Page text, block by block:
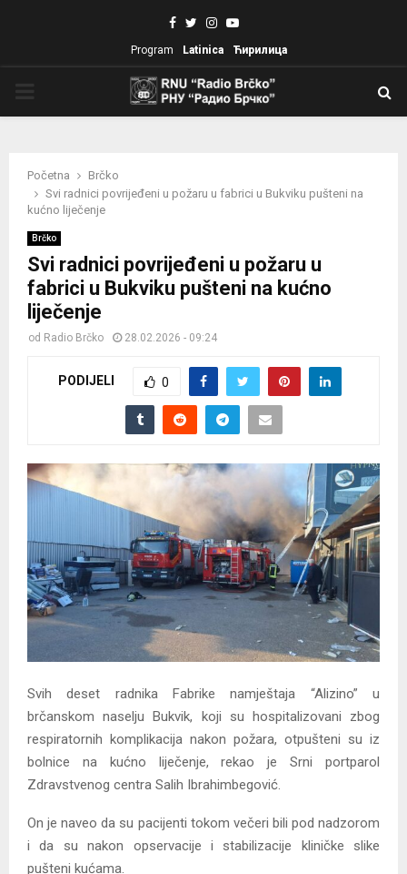
Facebook
TwitterInstagram
Youtube
Program Latinica Ћирилица
Početna
Brčko
Svi radnici povrijeđeni u požaru u fabrici u Bukviku pušteni na
kućno liječenje
Brčko
Svi radnici povrijeđeni u požaru u
fabrici u Bukviku pušteni na kućno
liječenje
od Radio Brčko 28.02.2026 - 09:24
PODIJELI 0
Svih deset radnika Fabrike namještaja “Alizino” u
brčanskom naselju Bukvik, koji su hospitalizovani zbog
respiratornih komplikacija nakon požara, otpušteni su iz
bolnice na kućno liječenje, rekao je Srni portparol
Zdravstvenog centra Salih Ibrahimbegović.
On je naveo da su pacijenti tokom večeri bili pod nadzorom
i da su nakon opservacije i stabilizacije kliničke slike
pušteni kućama.